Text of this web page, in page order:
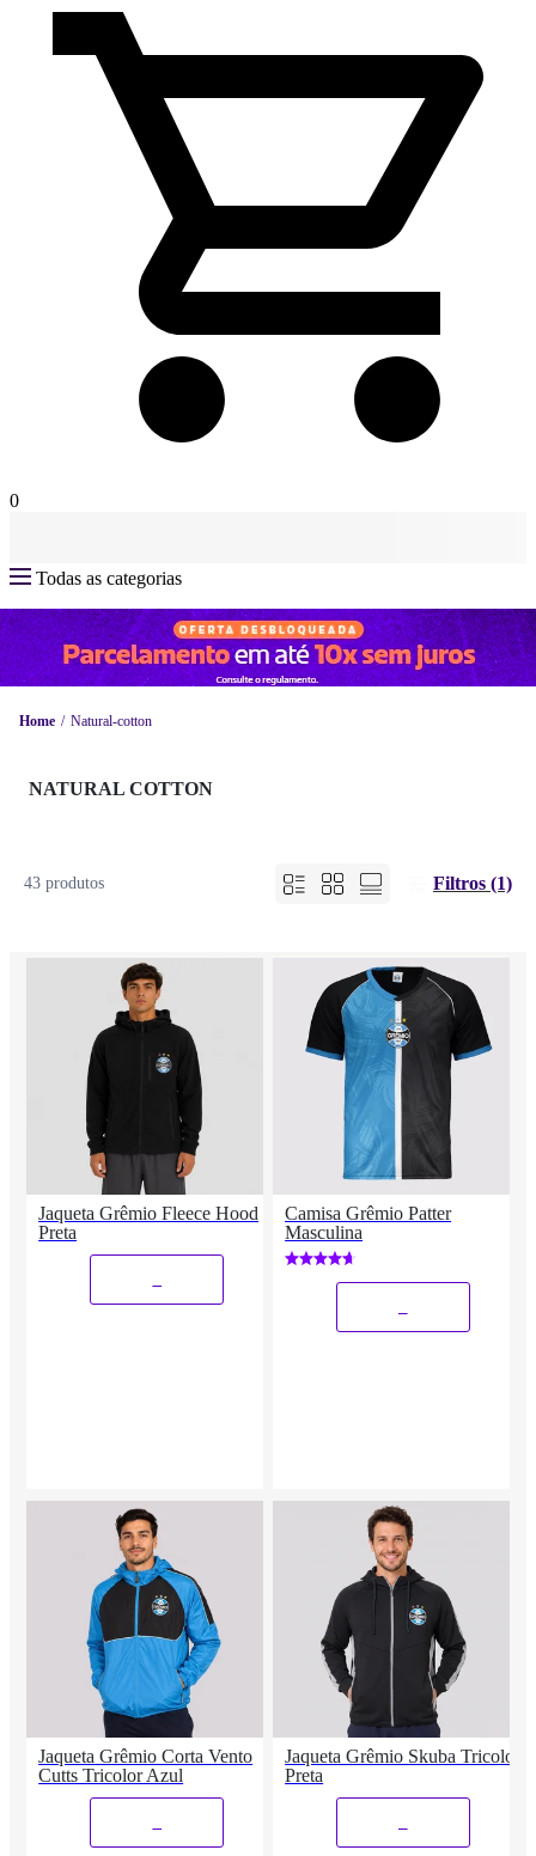
0
Todas as categorias
Home Natural-cotton
NATURAL COTTON
43 produtos Filtros (1)
Jaqueta Grêmio Fleece Hood
Preta
Camisa Grêmio Patter
Masculina
Jaqueta Grêmio Corta Vento
Cutts Tricolor Azul
Jaqueta Grêmio Skuba Tricolor
Preta